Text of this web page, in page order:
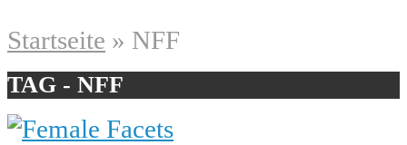
Startseite » NFF
TAG - NFF